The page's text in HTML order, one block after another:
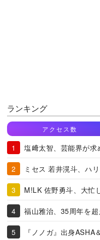
ランキング
アクセス数
塩﨑太智、芸能界が求
ミセス 若井滉斗、ハ
M!LK 佐野勇斗、大忙
福山雅治、35周年を
『ノノガ』出身ASHA